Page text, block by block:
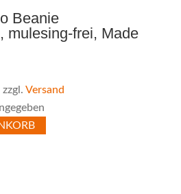
Beanie
mulesing-frei, Made
Versand